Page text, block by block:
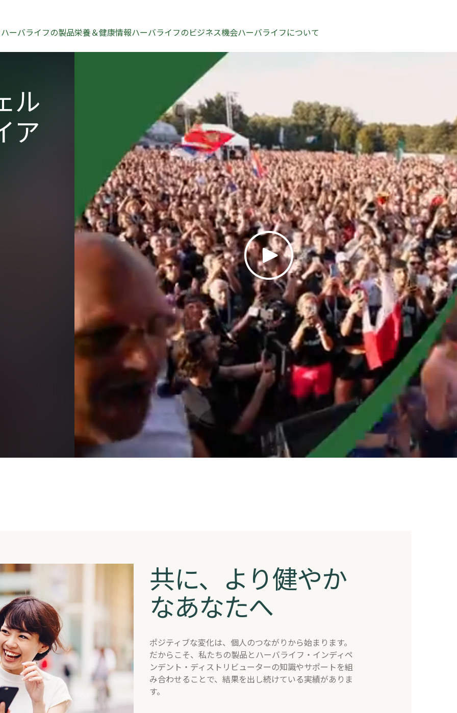
ハーバライフの製品栄養＆健康情報ハーバライフのビジネス機会ハーバライフについて
ル
ア
ンズ 共に、より健やか
なあなたへ
​ポジティブな変化は、個人のつながりから始まります。
だからこそ、私たちの製品とハーバライフ・インディペ
ンデント・ディストリビューターの知識やサポートを組
み合わせることで、結果を出し続けている実績がありま
す。